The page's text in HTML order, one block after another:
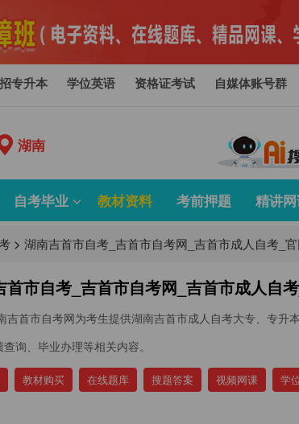
专升本 学位英语 资格证考试 自媒体账号群
湖南
自考毕业 教材资料 考前押题 精讲
> 湖南吉首市自考_吉首市自考网_吉首市成人自考_官
首市自考_吉首市自考网_吉首市成人自
吉首市自考网为考生提供湖南吉首市成人自考大专、专
询、毕业办理等相关内容。
教材购买 在线题库 搜题答案 视频网课 学